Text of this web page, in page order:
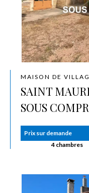
MAISON DE
SAINT
SOUS
Prix sur demande
4 chambres